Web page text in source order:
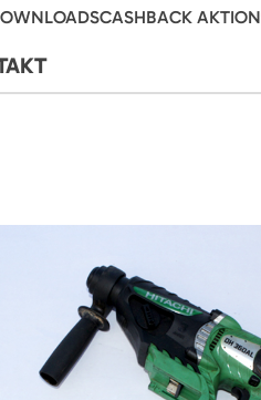
CASHBACK AKTION